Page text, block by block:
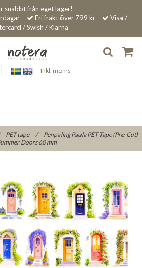
snabbt från eget lager!
Fri frakt över 799 kr
Visa /
/ Swish / Klarna
Inkl. moms
PET tape /
Penpaling Paula PET Tape (Pre-Cut) -
Doors 60 mm